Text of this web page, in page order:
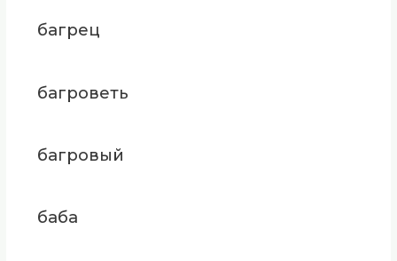
багрец
багроветь
багровый
баба